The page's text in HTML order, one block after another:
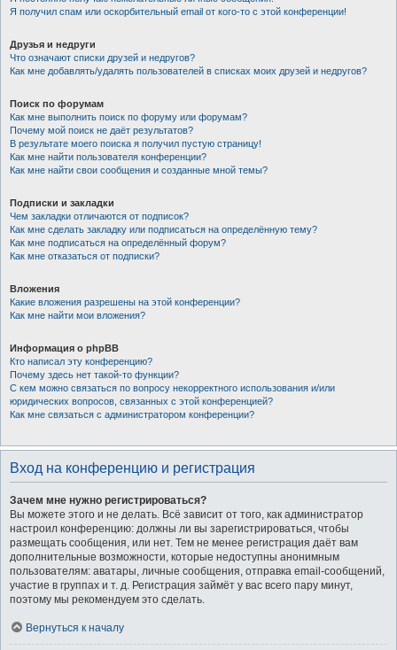
Я получил спам или оскорбительный email от кого-то с этой конференции!
Друзья и недруги
Что означают списки друзей и недругов?
Как мне добавлять/удалять пользователей в списках моих друзей и недругов?
Поиск по форумам
Как мне выполнить поиск по форуму или форумам?
Почему мой поиск не даёт результатов?
В результате моего поиска я получил пустую страницу!
Как мне найти пользователя конференции?
Как мне найти свои сообщения и созданные мной темы?
Подписки и закладки
Чем закладки отличаются от подписок?
Как мне сделать закладку или подписаться на определённую тему?
Как мне подписаться на определённый форум?
Как мне отказаться от подписки?
Вложения
Какие вложения разрешены на этой конференции?
Как мне найти мои вложения?
Информация о phpBB
Кто написал эту конференцию?
Почему здесь нет такой-то функции?
С кем можно связаться по вопросу некорректного использования и/или
юридических вопросов, связанных с этой конференцией?
Как мне связаться с администратором конференции?
Вход на конференцию и регистрация
Зачем мне нужно регистрироваться?
Вы можете этого и не делать. Всё зависит от того, как администратор
настроил конференцию: должны ли вы зарегистрироваться, чтобы
размещать сообщения, или нет. Тем не менее регистрация даёт вам
дополнительные возможности, которые недоступны анонимным
пользователям: аватары, личные сообщения, отправка email-сообщений,
участие в группах и т. д. Регистрация займёт у вас всего пару минут,
поэтому мы рекомендуем это сделать.
Вернуться к началу